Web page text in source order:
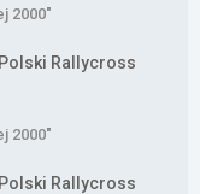
2000"
Rallycross
2000"
Rallycross